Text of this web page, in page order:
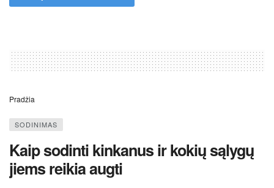
Pradžia
SODINIMAS
Kaip sodinti kinkanus ir kokių sąlygų
jiems reikia augti